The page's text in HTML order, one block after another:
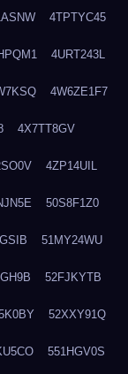
4TPTYC45
4URT243L
4W6ZE1F7
4X7TT8GV
4ZP14UIL
50S8F1Z0
51MY24WU
52FJKYTB
52XXY91Q
551HGV0S